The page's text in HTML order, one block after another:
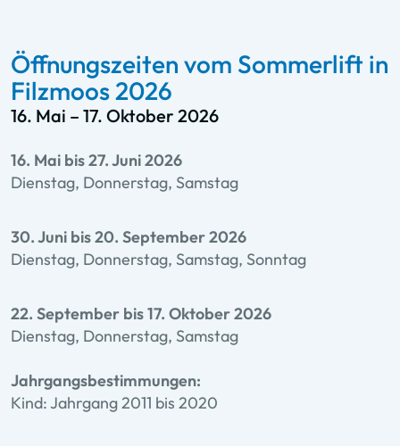
Öffnungszeiten vom Sommerlift in
Filzmoos 2026
16. Mai – 17. Oktober 2026
16. Mai bis 27. Juni 2026
Dienstag, Donnerstag, Samstag
30. Juni bis 20. September 2026
Dienstag, Donnerstag, Samstag, Sonntag
22. September bis 17. Oktober 2026
Dienstag, Donnerstag, Samstag
Jahrgangsbestimmungen:
Kind: Jahrgang 2011 bis 2020